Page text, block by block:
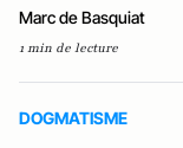
Marc de Basquiat
1 min de lecture
DOGMATISME